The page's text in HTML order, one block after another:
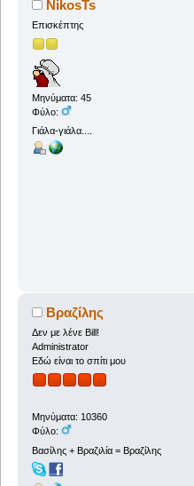
NikosTs
Επισκέπτης
Μηνύματα: 45
Φύλο:
Γιάλα-γιάλα....
Βραζίλης
Δεν με λένε Bill!
Administrator
Εδώ είναι το σπίτι μου
Μηνύματα: 10360
Φύλο:
Βασίλης + Βραζιλία = Βραζίλης